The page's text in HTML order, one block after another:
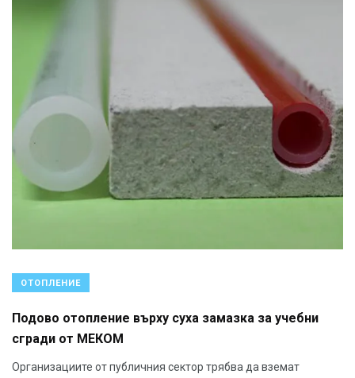
ОТОПЛЕНИЕ
Подово отопление върху суха замазка за учебни
сгради от МЕКОМ
Организациите от публичния сектор трябва да вземат